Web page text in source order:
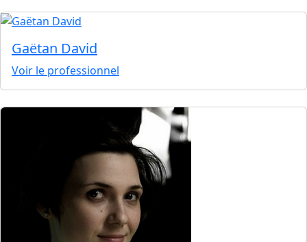
Gaëtan David
Voir le professionnel